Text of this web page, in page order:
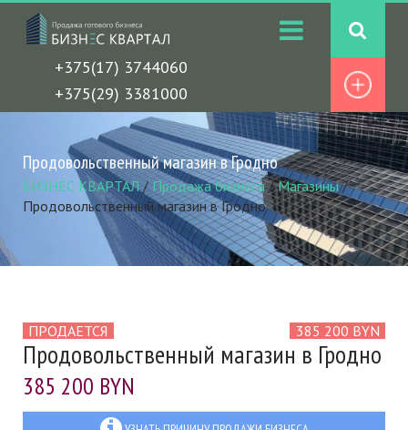
+375(17) 3744060
+375(29) 3381000
Продовольственный магазин в Гродно
БИЗНЕС КВАРТАЛ/Продажа бизнеса/Магазины/
Продовольственный магазин в Гродно
ПРОДАЕТСЯ 385 200 BYN
Продовольственный магазин в Гродно
385 200 BYN